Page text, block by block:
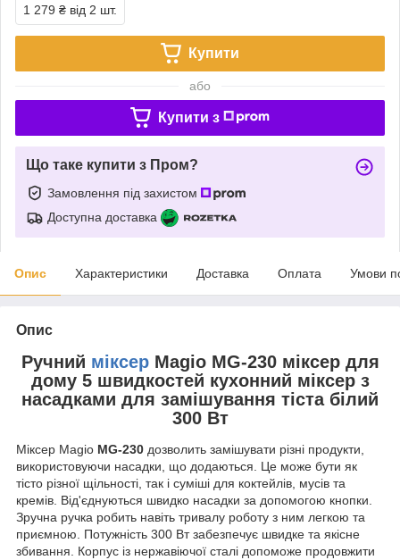
1 279 ₴ від 2 шт.
Купити
або
Купити з
Що таке купити з Пром?
Замовлення під захистом
Доступна доставка
Опис Характеристики Доставка Оплата Умови
Опис
Ручний міксерMagio MG-230 міксер для
дому 5 швидкостей кухонний міксер з
насадками для замішування тіста білий
300 Вт
Міксер Magio MG-230 дозволить замішувати різні продукти,
використовуючи насадки, що додаються. Це може бути як
тісто різної щільності, так і суміші для коктейлів, мусів та
кремів. Від'єднуються швидко насадки за допомогою кнопки.
Зручна ручка робить навіть тривалу роботу з ним легкою та
приємною. Потужність 300 Вт забезпечує швидке та якісне
збивання. Корпус із нержавіючої сталі допоможе продовжити